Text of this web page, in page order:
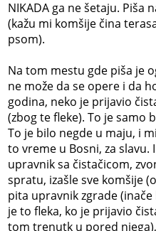
NIKADA ga ne šetaju. Piša
(kažu mi komšije čina
psom).
Na tom mestu gde piša je
ne može da se opere i da
godina, neko je prijavio
(zbog te fleke). To je samo
To je bilo negde u maju, i
to vreme u Bosni, za
upravnik sa čistačicom,
spratu, izašle sve komšije
pita upravnik zgrade
je to fleka, ko je prijavio
tom trenutk u pored